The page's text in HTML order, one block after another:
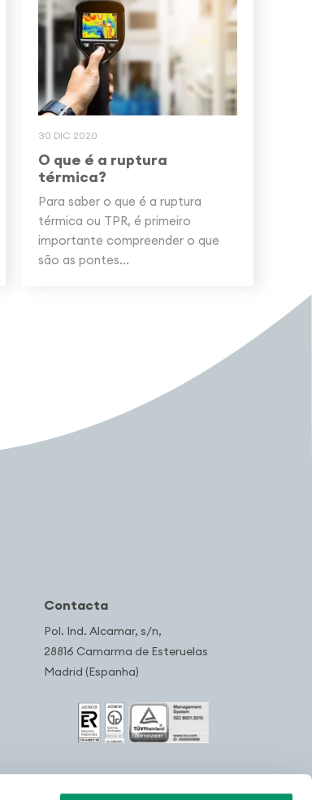
30 DIC 2020
O que é a ruptura
térmica?
Para saber o que é a ruptura
térmica ou TPR, é primeiro
importante compreender o que
são as pontes...
Contacta
Pol. Ind. Alcamar, s/n,
28816 Camarma de Esteruelas
Madrid (Espanha)